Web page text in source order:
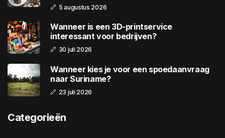
5 augustus 2026
Wanneer is een 3D-printservice
interessant voor bedrijven?
30 juli 2026
Wanneer kies je voor een spoedaanvraag
naar Suriname?
23 juli 2026
Categorieën